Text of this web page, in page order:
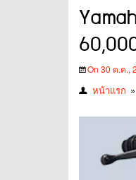
On 30 ต.ค.,
หน้าแรก »